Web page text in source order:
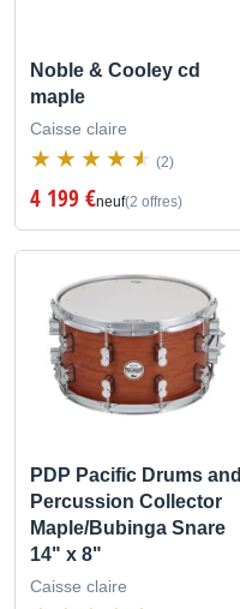
Noble & Cooley cd
maple
Caisse claire
(2)
4 199 €neuf(2 offres)
PDP Pacific Drums and
Percussion Collector
Maple/Bubinga Snare
14" x 8"
Caisse claire